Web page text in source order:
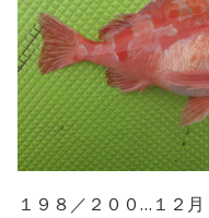
１９８／２００…１２